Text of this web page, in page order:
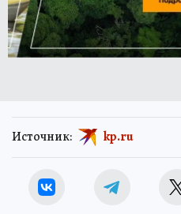
Источник: kp.ru